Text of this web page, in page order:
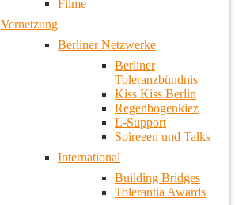
Filme
Vernetzung
Berliner Netzwerke
Berliner
Toleranzbündnis
Kiss Kiss Berlin
Regenbogenkiez
L-Support
Soireeen und Talks
International
Building Bridges
Tolerantia Awards